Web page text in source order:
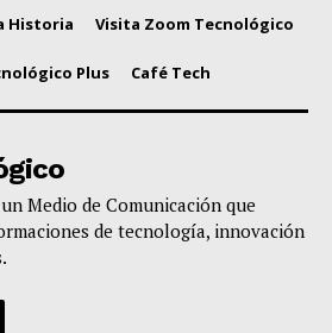
Historia Visita Zoom Tecnológico
Plus Café Tech
Medio de Comunicación que
de tecnología, innovación